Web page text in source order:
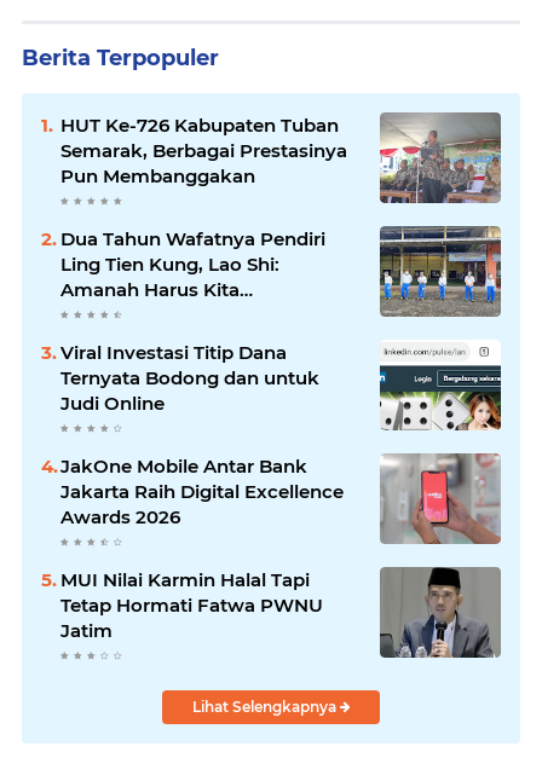
Berita Terpopuler
HUT Ke-726 Kabupaten Tuban
Semarak, Berbagai Prestasinya
Pun Membanggakan
Dua Tahun Wafatnya Pendiri
Ling Tien Kung, Lao Shi:
Amanah Harus Kita
Laksanakan!
Viral Investasi Titip Dana
Ternyata Bodong dan untuk
Judi Online
JakOne Mobile Antar Bank
Jakarta Raih Digital Excellence
Awards 2026
MUI Nilai Karmin Halal Tapi
Tetap Hormati Fatwa PWNU
Jatim
Lihat Selengkapnya